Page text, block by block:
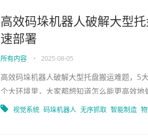
高效码垛机器人破解大型
速部署
所有内容 • 2025-08-05
高效码垛机器人破解大型托盘搬运难题，5
个大环境里，大家都想知道怎么能更高效
了，产线升级的需求越来越迫切，货物分拣
视觉系统 码垛机器人 无序抓取 智能制造